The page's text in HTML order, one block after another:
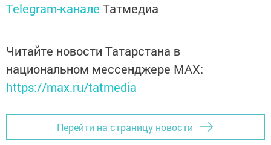
Telegram-канале Татмедиа
Читайте новости Татарстана в
национальном мессенджере MАХ:
https://max.ru/tatmedia
Перейти на страницу новости